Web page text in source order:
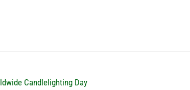
Candlelighting Day